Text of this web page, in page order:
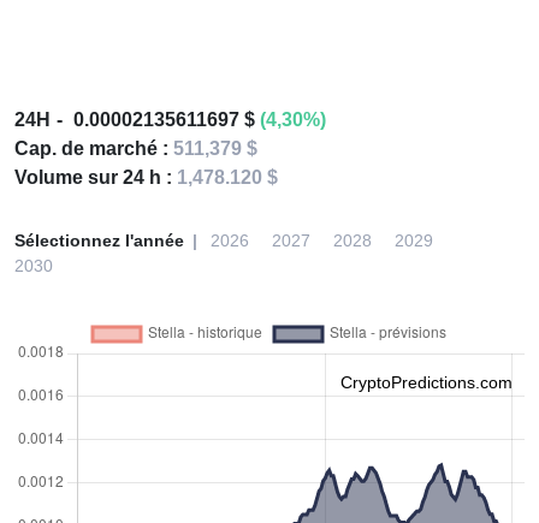
24H 0.00002135611697 $ (4,30%)
Cap. de marché : 511,379 $
Volume sur 24 h : 1,478.120 $
Sélectionnez l'année 2026 2027 2028
2029
2030
CryptoPredictions.com